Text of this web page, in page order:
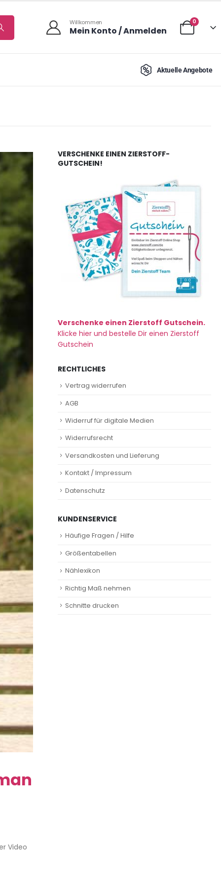
Willkommen
Mein Konto / Anmelden
0
Aktuelle Angebote
Video
VERSCHENKE EINEN ZIERSTOFF-
GUTSCHEIN!
Verschenke einen Zierstoff Gutschein.
Klicke hier und bestelle Dir einen Zierstoff
Gutschein
RECHTLICHES
Vertrag widerrufen
AGB
Widerruf für digitale Medien
Widerrufsrecht
Versandkosten und Lieferung
Kontakt / Impressum
Datenschutz
KUNDENSERVICE
Häufige Fragen / Hilfe
Größentabellen
Nählexikon
Richtig Maß nehmen
Schnitte drucken